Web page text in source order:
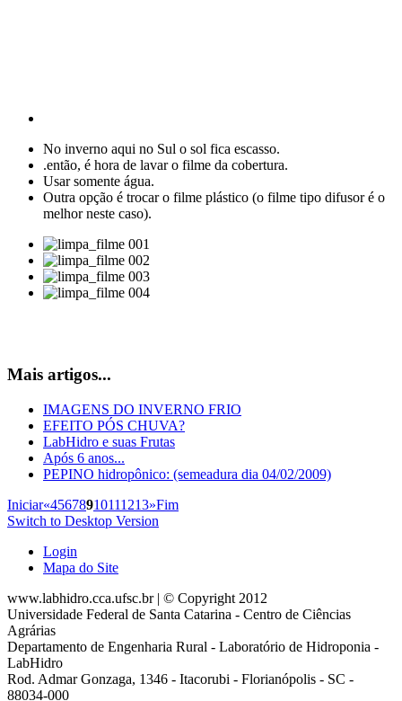
No inverno aqui no Sul o sol fica escasso.
.então, é hora de lavar o filme da cobertura.
Usar somente água.
Outra opção é trocar o filme plástico (o filme tipo difusor é o
melhor neste caso).
Mais artigos...
IMAGENS DO INVERNO FRIO
EFEITO PÓS CHUVA?
LabHidro e suas Frutas
Após 6 anos...
PEPINO hidropônico: (semeadura dia 04/02/2009)
Iniciar«45678910111213»Fim
Switch to Desktop Version
Login
Mapa do Site
www.labhidro.cca.ufsc.br | © Copyright 2012
Universidade Federal de Santa Catarina - Centro de Ciências
Agrárias
Departamento de Engenharia Rural - Laboratório de Hidroponia -
LabHidro
Rod. Admar Gonzaga, 1346 - Itacorubi - Florianópolis - SC -
88034-000